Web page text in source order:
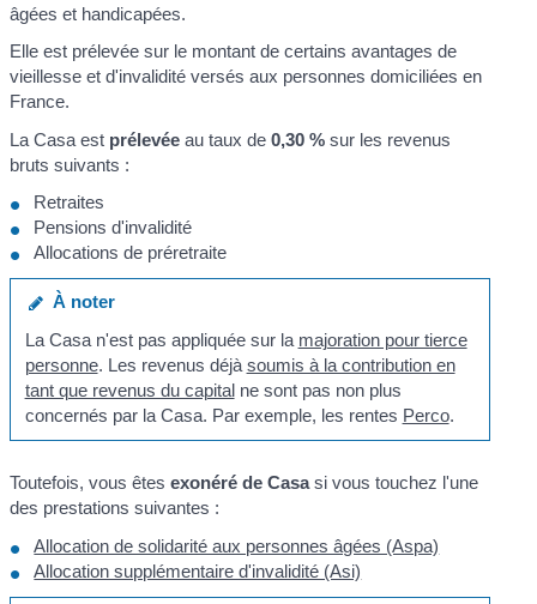
âgées et handicapées.
Elle est prélevée sur le montant de certains avantages de
vieillesse et d'invalidité versés aux personnes domiciliées en
France.
La Casa est prélevée au taux de0,30 % sur les revenus
bruts suivants :
Retraites
Pensions d'invalidité
Allocations de préretraite
À noter
La Casa n'est pas appliquée sur la majoration pour tierce
personne. Les revenus déjà soumis à la contribution en
tant que revenus du capitalne sont pas non plus
concernés par la Casa. Par exemple, les rentes Perco.
Toutefois, vous êtesexonéré de Casasi vous touchez l'une
des prestations suivantes :
Allocation de solidarité aux personnes âgées (Aspa)
Allocation supplémentaire d'invalidité (Asi)